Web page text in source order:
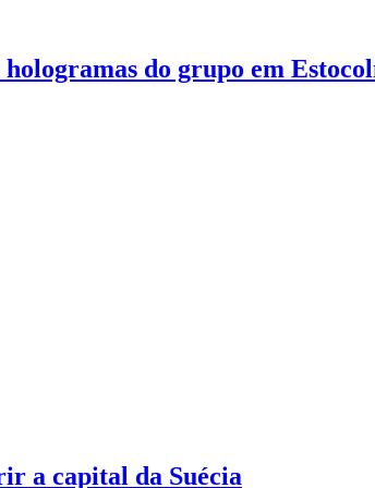
do grupo em
a capital da Suécia